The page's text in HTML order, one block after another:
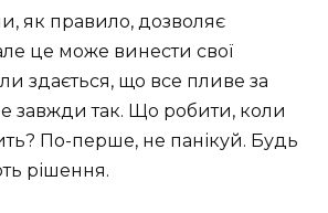
як правило, дозволяє
це може винести свої
здається, що все пливе за
завжди так. Що робити, коли
По-перше, не панікуй. Будь
рішення.